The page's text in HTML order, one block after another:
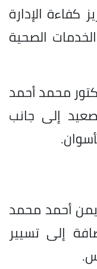
كفاءة الإدارة
الصحية
محمد أحمد
إلى جانب
أحمد محمد
إلى تسيير